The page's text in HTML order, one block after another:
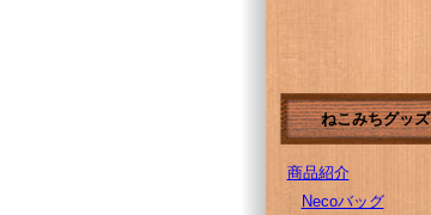
ねこみちグッズ
商品紹介
Necoバッグ